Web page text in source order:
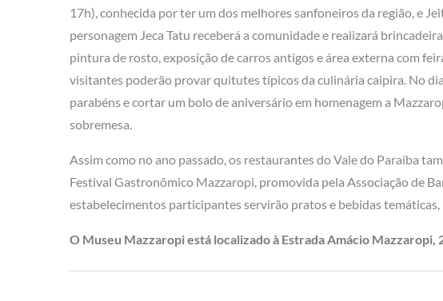
17h), conhecida por ter um dos melhores sanfoneiros da região, e
personagem Jeca Tatu receberá a comunidade e realizará
pintura de rosto, exposição de carros antigos e área externa com
visitantes poderão provar quitutes típicos da culinária caipira. No
parabéns e cortar um bolo de aniversário em homenagem a
sobremesa.
Assim como no ano passado, os restaurantes do Vale do Paraíba
Festival Gastronômico Mazzaropi, promovida pela Associação de
estabelecimentos participantes servirão pratos e bebidas
O Museu Mazzaropi está localizado à Estrada Amácio Mazzaropi,